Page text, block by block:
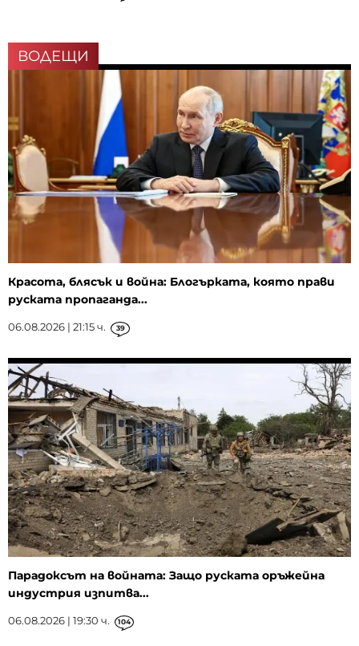
ВОДЕЩИ
Красота, блясък и война: Блогърката, която прави
руската пропаганда...
06.08.2026 | 21:15 ч. 39
Парадоксът на войната: Защо руската оръжейна
индустрия изпитва...
06.08.2026 | 19:30 ч. 104